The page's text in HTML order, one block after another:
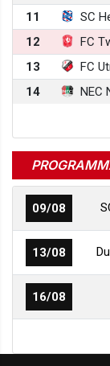
11
SC
12
FC
13
FC
14
NEC
09/08
13/08
16/08